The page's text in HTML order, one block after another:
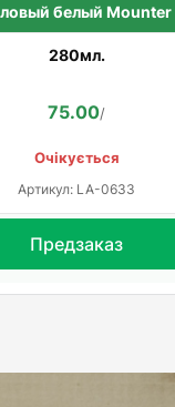
белый Mounter
280мл.
75.00/
Очікується
Артикул: LA-0633
Предзаказ